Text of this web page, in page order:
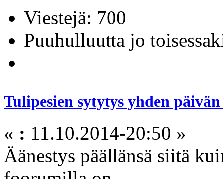
Viestejä: 700
Puuhulluutta jo
Tulipesien sytytys yhden
« : 11.10.2014-20:50 »
Äänestys päällänsä siitä